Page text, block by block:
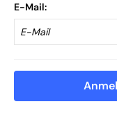
E-Mail